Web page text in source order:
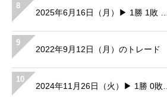
8
2025年6月16日（月）▶ 1勝 1敗 …
9
2022年9月12日（月）のトレード
10
2024年11月26日（火）▶ 1勝 0敗…